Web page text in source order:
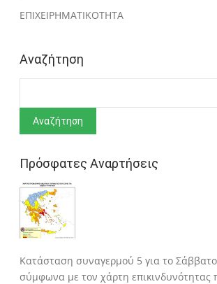
ΕΠΙΧΕΙΡΗΜΑΤΙΚΟΤΗΤΑ
Αναζήτηση
Πρόσφατες Αναρτήσεις
Κατάσταση συναγερμού 5 για το
σύμφωνα με τον χάρτη επικινδυνότητας